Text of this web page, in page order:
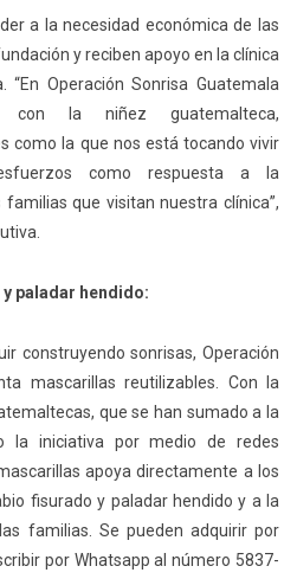
a la necesidad económica de las
y reciben apoyo en la clínica
Operación Sonrisa Guatemala
con la niñez guatemalteca,
como la que nos está tocando vivir
como respuesta a la
que visitan nuestra clínica”,
paladar hendido:
construyendo sonrisas, Operación
mascarillas reutilizables. Con la
que se han sumado a la
la iniciativa por medio de redes
apoya directamente a los
fisurado y paladar hendido y a la
familias. Se pueden adquirir por
por Whatsapp al número 5837-